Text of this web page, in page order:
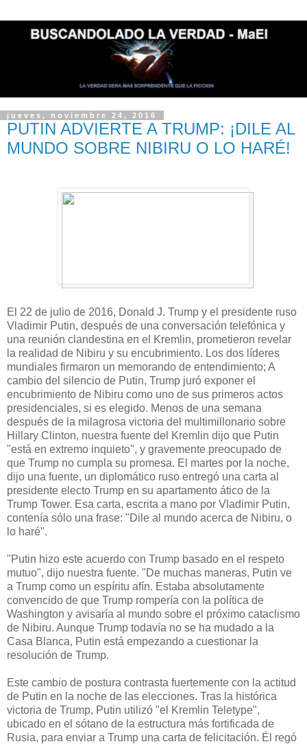
jueves, noviembre 24, 2016
PUTIN ADVIERTE A TRUMP: ¡DILE AL
MUNDO SOBRE NIBIRU O LO HARÉ!
El 22 de julio de 2016, Donald J. Trump y el presidente ruso
Vladimir Putin, después de una conversación telefónica y
una reunión clandestina en el Kremlin, prometieron revelar
la realidad de Nibiru y su encubrimiento. Los dos líderes
mundiales firmaron un memorando de entendimiento; A
cambio del silencio de Putin, Trump juró exponer el
encubrimiento de Nibiru como uno de sus primeros actos
presidenciales, si es elegido. Menos de una semana
después de la milagrosa victoria del multimillonario sobre
Hillary Clinton, nuestra fuente del Kremlin dijo que Putin
"está en extremo inquieto", y gravemente preocupado de
que Trump no cumpla su promesa. El martes por la noche,
dijo una fuente, un diplomático ruso entregó una carta al
presidente electo Trump en su apartamento ático de la
Trump Tower. Esa carta, escrita a mano por Vladimir Putin,
contenía sólo una frase: "Dile al mundo acerca de Nibiru, o
lo haré".
"Putin hizo este acuerdo con Trump basado en el respeto
mutuo", dijo nuestra fuente. "De muchas maneras, Putin ve
a Trump como un espíritu afín. Estaba absolutamente
convencido de que Trump rompería con la política de
Washington y avisaría al mundo sobre el próximo cataclismo
de Nibiru. Aunque Trump todavía no se ha mudado a la
Casa Blanca, Putin está empezando a cuestionar la
resolución de Trump.
Este cambio de postura contrasta fuertemente con la actitud
de Putin en la noche de las elecciones. Tras la histórica
victoria de Trump, Putin utilizó "el Kremlin Teletype",
ubicado en el sótano de la estructura más fortificada de
Rusia, para enviar a Trump una carta de felicitación. Él regó